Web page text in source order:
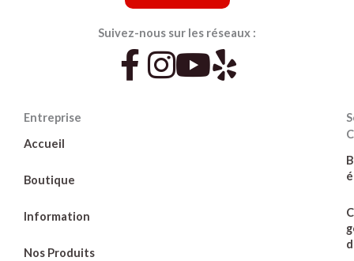
Entreprise
Accueil
Boutique
Information
Nos Produits
Suivez-nous sur les réseaux :